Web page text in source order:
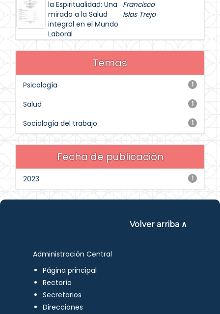
la Espiritualidad: Una
mirada a la Salud
integral en el Mundo
Laboral
Francisco
Islas Trejo
Temas
1
Psicología
1
Salud
1
Sociología del trabajo
Fecha de publicación
1
2023
Volver arriba ∧
Administración Central
Página principal
Rectoría
Secretarios
Direcciones